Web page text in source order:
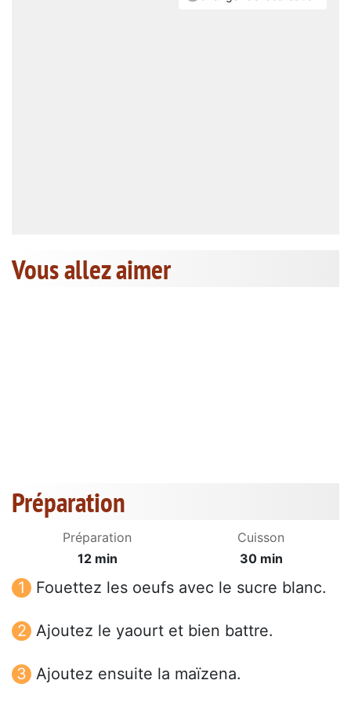
Vous allez aimer
Préparation
Préparation
12 min
Cuisson
30 min
Fouettez les oeufs avec le sucre blanc.
Ajoutez le yaourt et bien battre.
Ajoutez ensuite la maïzena.